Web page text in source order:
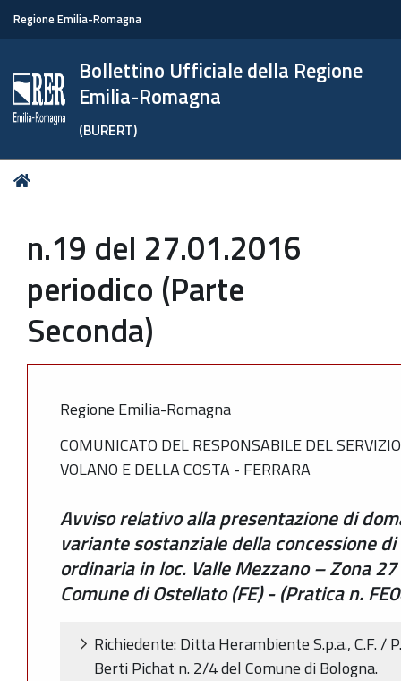
Regione Emilia-Romagna
Bollettino Ufficiale della Regione
Emilia-Romagna
(BURERT)
Tu
n.19 del 27.01.2016
periodico (Parte
Seconda)
Regione Emilia-Romagna
COMUNICATO DEL RESPONSABILE DEL
VOLANO E DELLA COSTA - FERRARA
Avviso relativo alla presentazione di
variante sostanziale della concessione
ordinaria in loc. Valle Mezzano – Zona
Comune di Ostellato (FE) - (Pratica n.
Richiedente: Ditta Herambiente S.p.a., C.F. /
Berti Pichat n. 2/4 del Comune di Bologna.